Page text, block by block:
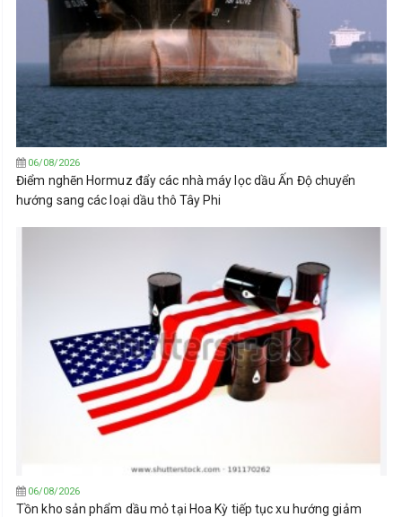
06/08/2026
Điểm nghẽn Hormuz đẩy các nhà máy lọc dầu Ấn Độ chuyển
hướng sang các loại dầu thô Tây Phi
06/08/2026
Tồn kho sản phẩm dầu mỏ tại Hoa Kỳ tiếp tục xu hướng giảm